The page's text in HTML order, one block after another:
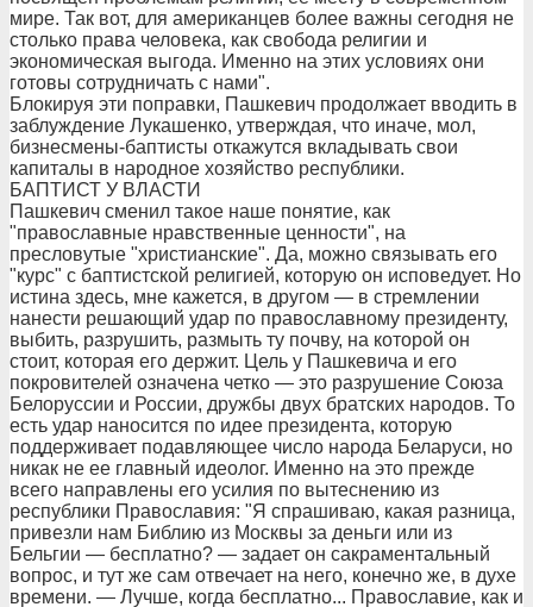
мире. Так вот, для американцев более важны сегодня не
столько права человека, как свобода религии и
экономическая выгода. Именно на этих условиях они
готовы сотрудничать с нами".
Блокируя эти поправки, Пашкевич продолжает вводить в
заблуждение Лукашенко, утверждая, что иначе, мол,
бизнесмены-баптисты откажутся вкладывать свои
капиталы в народное хозяйство республики.
БАПТИСТ У ВЛАСТИ
Пашкевич сменил такое наше понятие, как
"православные нравственные ценности", на
пресловутые "христианские". Да, можно связывать его
"курс" с баптистской религией, которую он исповедует. Но
истина здесь, мне кажется, в другом — в стремлении
нанести решающий удар по православному президенту,
выбить, разрушить, размыть ту почву, на которой он
стоит, которая его держит. Цель у Пашкевича и его
покровителей означена четко — это разрушение Союза
Белоруссии и России, дружбы двух братских народов. То
есть удар наносится по идее президента, которую
поддерживает подавляющее число народа Беларуси, но
никак не ее главный идеолог. Именно на это прежде
всего направлены его усилия по вытеснению из
республики Православия: "Я спрашиваю, какая разница,
привезли нам Библию из Москвы за деньги или из
Бельгии — бесплатно? — задает он сакраментальный
вопрос, и тут же сам отвечает на него, конечно же, в духе
времени. — Лучше, когда бесплатно... Православие, как и